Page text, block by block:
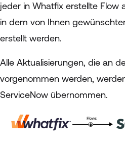
jeder in Whatfix erstellte Flow
in dem von Ihnen
erstellt werden.
Alle Aktualisierungen, die an
vorgenommen werden,
ServiceNow übernommen.